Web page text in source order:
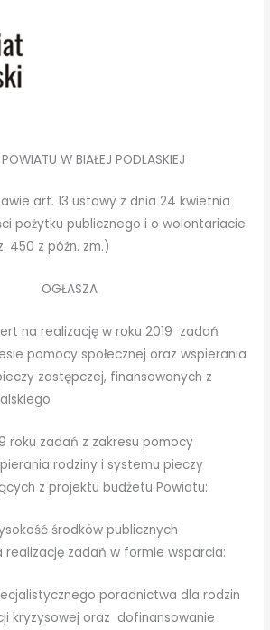
W BIAŁEJ PODLASKIEJ
art. 13 ustawy z dnia 24 kwietnia
pożytku publicznego i o wolontariacie
450 z późn. zm.)
OGŁASZA
na realizację w roku 2019 zadań
pomocy społecznej oraz wspierania
zastępczej, finansowanych z
roku zadań z zakresu pomocy
rodziny i systemu pieczy
z projektu budżetu Powiatu:
środków publicznych
realizację zadań w formie wsparcia:
poradnictwa dla rodzin
kryzysowej oraz dofinansowanie